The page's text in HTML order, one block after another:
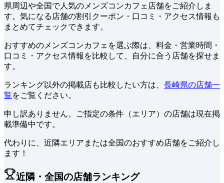
県周辺や全国で人気の メンズコンカフェ 店舗をご紹介しま
す。 気になる店舗の割引クーポン・口コミ・アクセス情報も
まとめてチェックできます。
おすすめのメンズコンカフェを選ぶ際は、料金・営業時間・
口コミ・アクセス情報を比較して、自分に合う店舗を探せま
す。
ランキング以外の掲載店も比較したい方は、 長崎県の店舗一
覧をご覧ください。
申し訳ありません。ご指定の条件（エリア）の店舗は現在掲
載準備中です。
代わりに、近隣エリアまたは全国のおすすめ店舗をご紹介し
ます！
近隣・全国の店舗ランキング